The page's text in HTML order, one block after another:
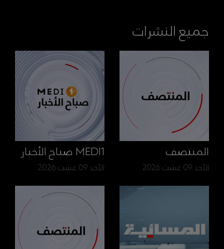
جميع النشرات
المنتصف
الأحد 09 غشت 2026
MEDI1 صباح الأخبار
الأحد 09 غشت 2026